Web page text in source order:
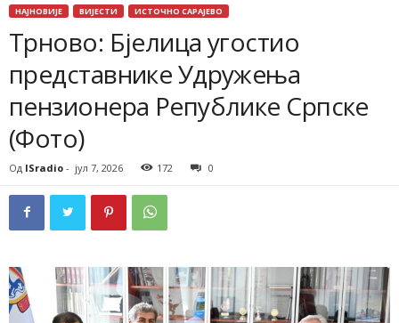
НАЈНОВИЈЕ ВИЈЕСТИ ИСТОЧНО САРАЈЕВО
Трново: Бјелица угостио
представнике Удружења
пензионера Републике Српске
(Фото)
Од ISradio - јул 7, 2026 172 0